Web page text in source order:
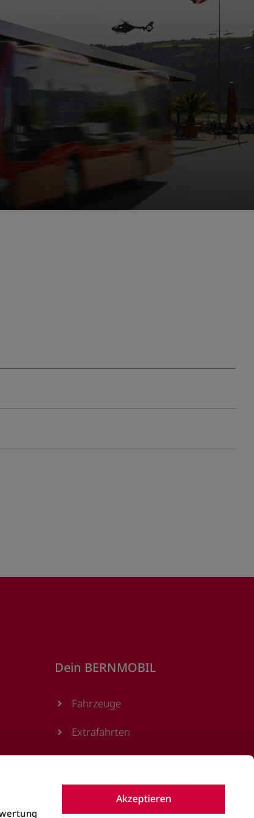
Akzeptieren
Dein BERNMOBIL
Fahrzeuge
Extrafahrten